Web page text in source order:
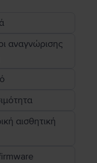
αναγνώρισης
αισθητική